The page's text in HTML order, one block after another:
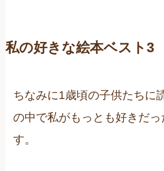
私の好きな絵本ベスト3
ちなみに1歳頃の子供たちに
の中で私がもっとも好きだっ
す。